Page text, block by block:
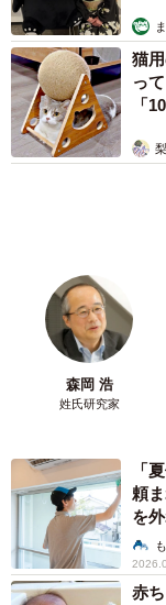
「面接は色々な
う」
Cさん（関東在住
面接」の延長線上
こともあり、落ち
いわゆる「想定質
感じなかったとの
ただ、就職先を選
イナス面があった
「社内の雰囲気や
違う人にたくさん
その機会がなくな
確かに「選ばれる
は企業側にとって
猫
っ
「
森岡 浩
姓氏研究家
「
頼
を
説】
赤